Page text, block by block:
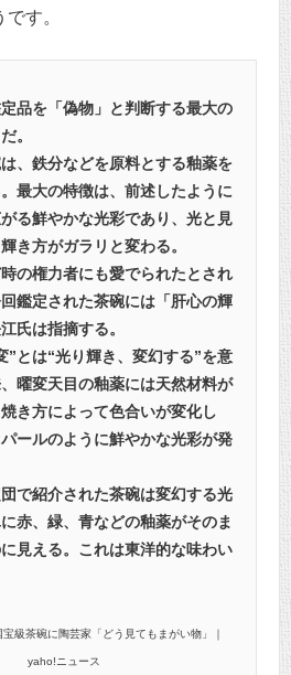
す。
品を「偽物」と判断する最大の
。
、鉄分などを原料とする釉薬を
最大の特徴は、前述したように
る鮮やかな光彩であり、光と見
き方がガラリと変わる。
の権力者にも愛でられたとされ
鑑定された茶碗には「肝心の輝
氏は指摘する。
”とは“光り輝き、変幻する”を意
曜変天目の釉薬には天然材料が
き方によって色合いが変化し
ールのように鮮やかな光彩が発
で紹介された茶碗は変幻する光
赤、緑、青などの釉薬がそのま
見える。これは東洋的な味わい
級茶碗に陶芸家「どう見てもまがい物」｜
yaho!ニュース